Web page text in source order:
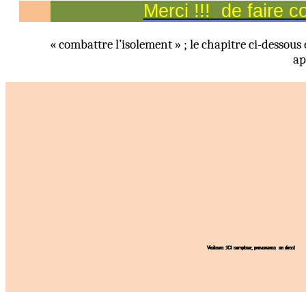
Merci !!! de faire
«combattrel’isolement » ; le chapitre ci-